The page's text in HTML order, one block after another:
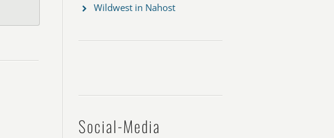
Wildwest in Nahost
Social-Media